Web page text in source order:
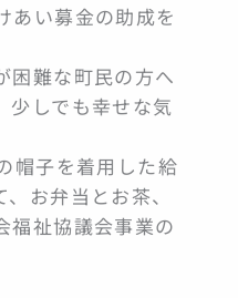
あい募金の助成を
困難な町民の方へ
少しでも幸せな気
帽子を着用した給
お弁当とお茶、
福祉協議会事業の